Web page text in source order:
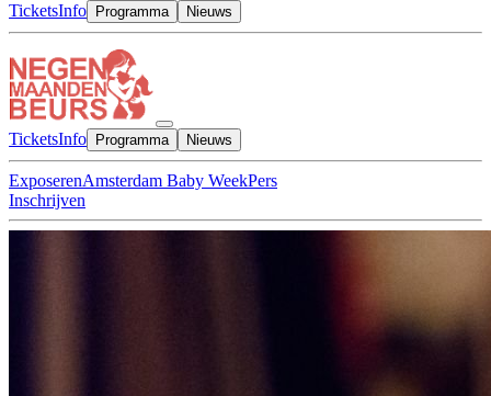
TicketsInfo Programma Nieuws
TicketsInfo Programma Nieuws
ExposerenAmsterdam Baby WeekPers
Inschrijven